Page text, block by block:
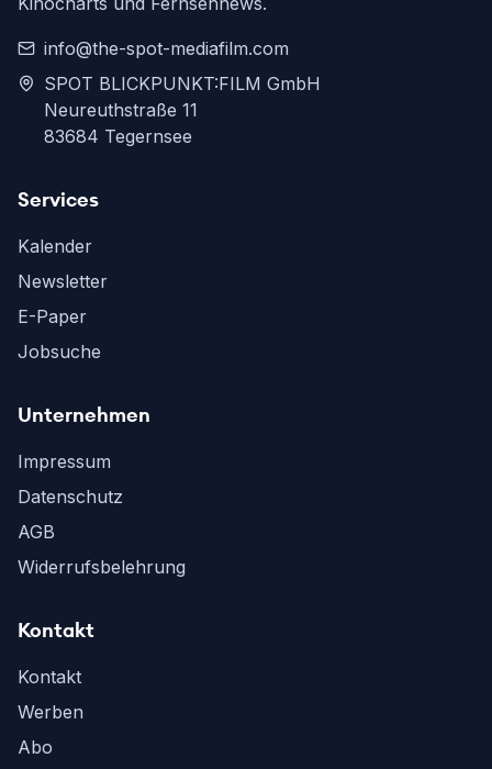
info@the-spot-mediafilm.com
SPOT BLICKPUNKT:FILM GmbH
Neureuthstraße 11
83684 Tegernsee
Services
Kalender
Newsletter
E-Paper
Jobsuche
Unternehmen
Impressum
Datenschutz
AGB
Widerrufsbelehrung
Kontakt
Kontakt
Werben
Abo